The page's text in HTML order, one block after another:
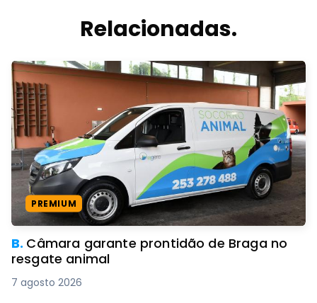
Relacionadas.
PREMIUM
B. Câmara garante prontidão de Braga no
resgate animal
7 agosto 2026